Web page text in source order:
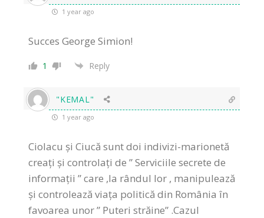
1 year ago
Succes George Simion!
1 Reply
"KEMAL"
1 year ago
Ciolacu și Ciucă sunt doi indivizi-marionetă
creați și controlați de ” Serviciile secrete de
informații ” care ,la rândul lor , manipulează
și controlează viața politică din România în
favoarea unor ” Puteri străine” .Cazul